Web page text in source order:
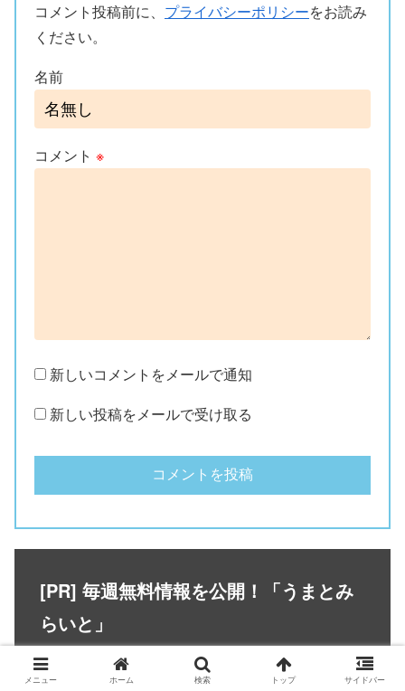
コメント投稿前に、 プライバシーポリシーをお読み
ください。
名前
コメント ※
新しいコメントをメールで通知
新しい投稿をメールで受け取る
[PR] 毎週無料情報を公開！「うまとみ
らいと」
メニュー ホーム 検索 トップ サイドバー